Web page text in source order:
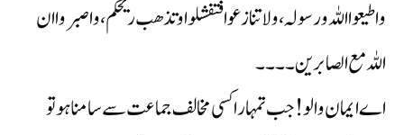
و اطیعوا اللہ و رسولہ ، ولا تنازعوا فتفشلوا وتذھب ریحکم ، واصبروا ان
اللہ مع الصابرین ۔۔۔۔
اے ایمان والو! جب تمہارا کسی مخالف جماعت سے سامنا ہو تو